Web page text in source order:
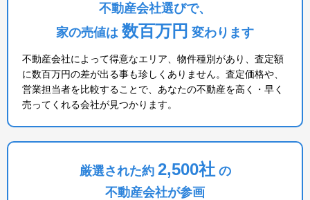
不動産会社選びで、
家の売値は 数百万円 変わります
不動産会社によって得意なエリア、物件種別があり、査定額
に数百万円の差が出る事も珍しくありません。査定価格や、
営業担当者を比較することで、あなたの不動産を高く・早く
売ってくれる会社が見つかります。
厳選された約 2,500社 の
不動産会社が参画